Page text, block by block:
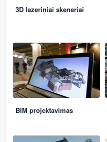
3D lazeriniai skeneriai
BIM projektavimas